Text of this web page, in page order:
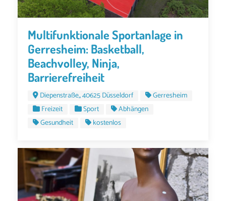
Multifunktionale Sportanlage in
Gerresheim: Basketball,
Beachvolley, Ninja,
Barrierefreiheit
Diepenstraße,, 40625 Düsseldorf
Gerresheim
Freizeit
Sport
Abhängen
Gesundheit
kostenlos